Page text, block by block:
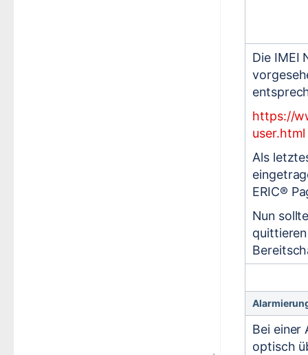
Die IMEI
https://
user.html
Als
ERIC®
Nun
Bei einer
optisch